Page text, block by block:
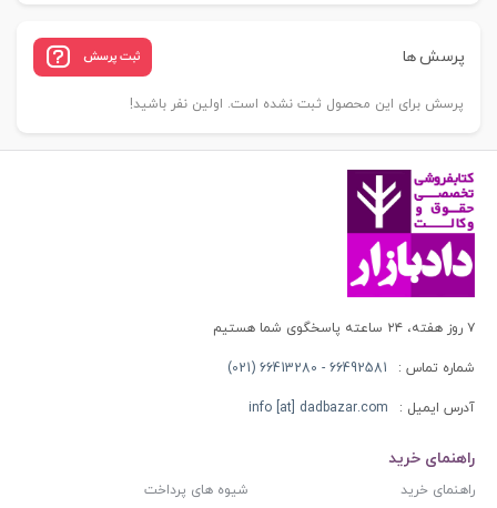
پرسش ها ثبت پرسش
پرسش برای این محصول ثبت نشده است. اولین نفر باشید!
۷ روز هفته، ۲۴ ساعته پاسخگوی شما هستیم
شماره تماس : 66492581 - 66413280 (021)
آدرس ایمیل : info [at] dadbazar.com
راهنمای خرید
راهنمای خرید
شیوه های پرداخت